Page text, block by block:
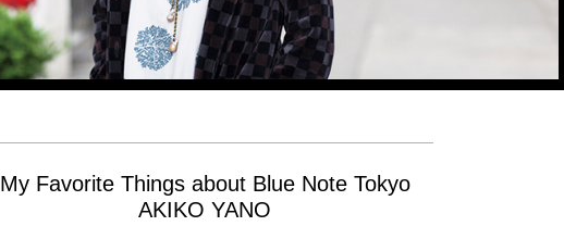
My Favorite Things about Blue Note Tokyo
AKIKO YANO